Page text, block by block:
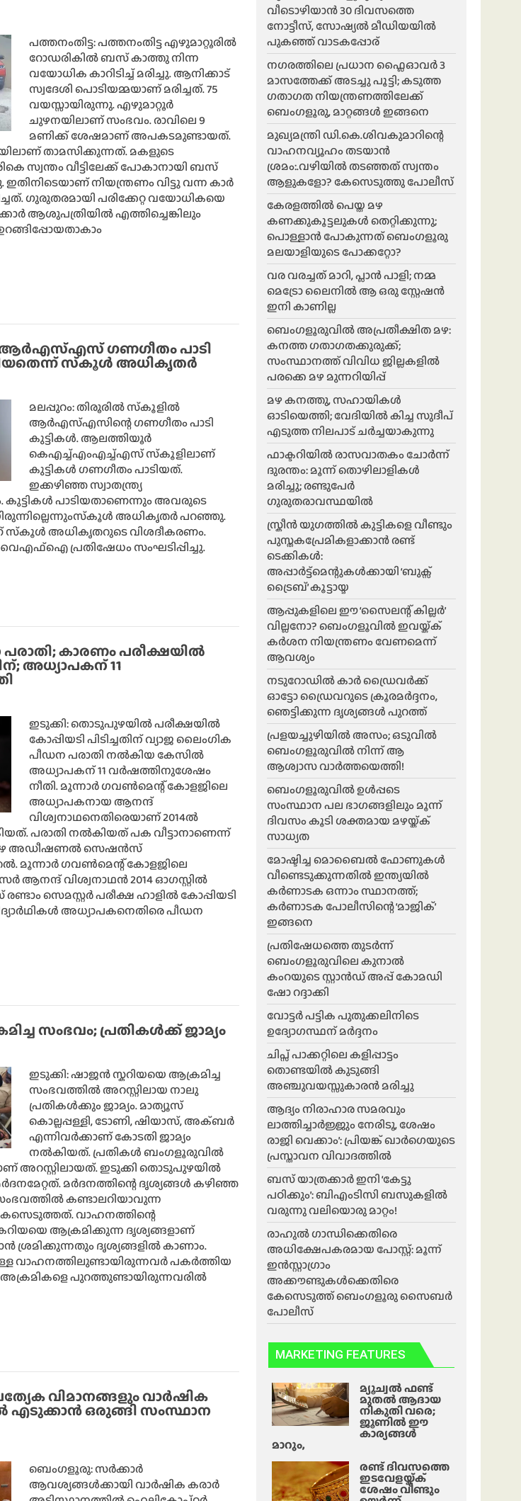
പത്തനംതിട്ട: പത്തനംതിട്ട എഴുമാറ്റൂരില്‍
റോഡരികില്‍ ബസ് കാത്തു നിന്ന
വയോധിക കാറിടിച്ച് മരിച്ചു. ആനിക്കാട്
സ്വദേശി പൊടിയമ്മയാണ് മരിച്ചത്. 75
വയസ്സായിരുന്നു. എഴുമാറ്റൂര്‍
ചുഴനയിലാണ് സംഭവം. രാവിലെ 9
മണിക്ക് ശേഷമാണ് അപകടമുണ്ടായത്.
താമസിക്കുന്നത്. മകളുടെ
സ്വന്തം വീട്ടിലേക്ക് പോകാനായി ബസ്
നിയന്ത്രണം വിട്ടു വന്ന കാര്‍
ഗുരുതരമായി പരിക്കേറ്റ വയോധികയെ
ആശുപത്രിയില്‍ എത്തിച്ചെങ്കിലും
ഗണഗീതം പാടി
സ്‌കൂള്‍ അധികൃതര്‍
മലപ്പുറം: തിരൂരില്‍ സ്‌കൂളില്‍
ആര്‍എസ്എസിന്റെ ഗണഗീതം പാടി
കുട്ടികള്‍. ആലത്തിയൂര്‍
കെഎച്ച്എംഎച്ച്എസ് സ്‌കൂളിലാണ്
കുട്ടികള്‍ ഗണഗീതം പാടിയത്.
ഇക്കഴിഞ്ഞ സ്വാതന്ത്ര്യ
പാടിയതാണെന്നും അവരുടെ
അധികൃതര്‍ പറഞ്ഞു.
സ്‌കൂള്‍ അധികൃതറുടെ വിശദീകരണം.
പ്രതിഷേധം സംഘടിപ്പിച്ചു.
കാരണം പരീക്ഷയില്‍
അധ്യാപകന് 11
ഇടുക്കി: തൊടുപുഴയില്‍ പരീക്ഷയില്‍
കോപ്പിയടി പിടിച്ചതിന് വ്യാജ ലൈംഗിക
പീഡന പരാതി നല്‍കിയ കേസില്‍
അധ്യാപകന് 11 വര്‍ഷത്തിനുശേഷം
നീതി. മൂന്നാര്‍ ഗവണ്‍മെന്റ് കോളജിലെ
അധ്യാപകനായ ആനന്ദ്
വിശ്വനാഥനെതിരെയാണ് 2014ല്‍
പരാതി നല്‍കിയത് പക വീട്ടാനാണെന്ന്
അഡീഷണല്‍ സെഷന്‍സ്
മൂന്നാര്‍ ഗവണ്‍മെന്റ് കോളജിലെ
ആനന്ദ് വിശ്വനാഥന്‍ 2014 ഓഗസ്റ്റില്‍
സെമസ്റ്റര്‍ പരീക്ഷ ഹാളില്‍ കോപ്പിയടി
അധ്യാപകനെതിരെ പീഡന
സംഭവം; പ്രതികൾക്ക് ജാമ്യം
ഇടുക്കി: ഷാജൻ സ്കറിയയെ ആക്രമിച്ച
സംഭവത്തിൽ അറസ്റ്റിലായ നാലു
പ്രതികൾക്കും ജാമ്യം. മാത്യൂസ്
കൊല്ലപ്പള്ളി, ടോണി, ഷിയാസ്, അക്ബർ
എന്നിവർക്കാണ് കോടതി ജാമ്യം
നൽകിയത്. പ്രതികൾ ബംഗളൂരുവിൽ
അറസ്റ്റിലായത്. ഇടുക്കി തൊടുപുഴയിൽ
മർദനത്തിന്റെ ദൃശ്യങ്ങൾ കഴിഞ്ഞ
കണ്ടാലറിയാവുന്ന
വാഹനത്തിന്റെ
ആക്രമിക്കുന്ന ദൃശ്യങ്ങളാണ്
ദൃശ്യങ്ങളിൽ കാണാം.
വാഹനത്തിലുണ്ടായിരുന്നവർ പകർത്തിയ
പുറത്തുണ്ടായിരുന്നവരിൽ
വിമാനങ്ങളും വാർഷിക
എടുക്കാൻ ഒരുങ്ങി സംസ്ഥാന
ബെംഗളൂരു: സർക്കാർ
ആവശ്യങ്ങൾക്കായി വാർഷിക കരാർ
വീടൊഴിയാൻ 30 ദിവസത്തെ
നോട്ടീസ്, സോഷ്യൽ മീഡിയയിൽ
പുകഞ്ഞ് വാടകപ്പോര്
ന​ഗരത്തിലെ പ്രധാന ഫ്ലൈഓവർ 3
മാസത്തേക്ക് അടച്ചു പൂട്ടി; കടുത്ത
ഗതാഗത നിയന്ത്രണത്തിലേക്ക്
ബെംഗളൂരു, മാറ്റങ്ങൾ ഇങ്ങനെ
മുഖ്യമന്ത്രി ഡി.കെ.ശിവകുമാറിന്റെ
വാഹനവ്യൂഹം തടയാൻ
ശ്രമം:.വഴിയിൽ തടഞ്ഞത് സ്വന്തം
ആളുകളോ? കേസെടുത്തു പോലീസ്
കേരളത്തിൽ പെയ്ത മഴ
കണക്കുകൂട്ടലുകൾ തെറ്റിക്കുന്നു;
പൊള്ളാൻ പോകുന്നത് ബെംഗളൂരു
മലയാളിയുടെ പോക്കറ്റോ?
വര വരച്ചത് മാറി, പ്ലാൻ പാളി; നമ്മ
മെട്രോ ലൈനിൽ ആ ഒരു സ്റ്റേഷൻ
ഇനി കാണില്ല
ബെംഗളൂരുവിൽ അപ്രതീക്ഷിത മഴ:
കനത്ത ഗതാഗതക്കുരുക്ക്;
സംസ്ഥാനത്ത് വിവിധ ജില്ലകളിൽ
പരക്കെ മഴ മുന്നറിയിപ്പ്
മഴ കനത്തു, സഹായികൾ
ഓടിയെത്തി; വേദിയിൽ കിച്ച സുദീപ്
എടുത്ത നിലപാട് ചർച്ചയാകുന്നു
ഫാക്ടറിയിൽ രാസവാതകം ചോർന്ന്
ദുരന്തം: മൂന്ന് തൊഴിലാളികൾ
മരിച്ചു; രണ്ടുപേർ
ഗുരുതരാവസ്ഥയിൽ
സ്ക്രീൻ യുഗത്തിൽ കുട്ടികളെ വീണ്ടും
പുസ്തകപ്രേമികളാക്കാൻ രണ്ട്
ടെക്കികൾ:
അപ്പാർട്ട്മെന്റുകൾക്കായി ‘ബുക്സ്
ട്രൈബ്’ കൂട്ടായ്മ
ആപ്പുകളിലെ ഈ ‘സൈലന്റ് കില്ലർ’
വില്ലനോ? ബെംഗളൂവിൽ ഇവയ്ക്ക്
കർശന നിയന്ത്രണം വേണമെന്ന്
ആവശ്യം
നടുറോഡിൽ കാർ ഡ്രൈവർക്ക്
ഓട്ടോ ഡ്രൈവറുടെ ക്രൂരമർദ്ദനം,
ഞെട്ടിക്കുന്ന ദൃശ്യങ്ങൾ പുറത്ത്
പ്രളയച്ചുഴിയിൽ അസം; ഒടുവിൽ
ബെംഗളൂരുവിൽ നിന്ന് ആ
ആശ്വാസ വാർത്തയെത്തി!
ബെംഗളൂരുവിൽ ഉൾപ്പടെ
സംസ്ഥാന പല ഭാ​ഗങ്ങളിലും മൂന്ന്
ദിവസം കൂടി ശക്തമായ മഴയ്ക്ക്
സാധ്യത
മോഷ്ടിച്ച മൊബൈൽ ഫോണുകൾ
വീണ്ടെടുക്കുന്നതിൽ ഇന്ത്യയിൽ
കർണാടക ഒന്നാം സ്ഥാനത്ത്;
കർണാടക പോലീസിന്റെ ‘മാജിക്’
ഇങ്ങനെ
പ്രതിഷേധത്തെ തുടർന്ന്
ബെംഗളൂരുവിലെ കുനാൽ
കംറയുടെ സ്റ്റാൻഡ് അപ്പ് കോമഡി
ഷോ റദ്ദാക്കി
വോട്ടർ പട്ടിക പുതുക്കലിനിടെ
ഉദ്യോഗസ്ഥന് മർദ്ദനം
ചിപ്സ് പാക്കറ്റിലെ കളിപ്പാട്ടം
തൊണ്ടയിൽ കുടുങ്ങി
അഞ്ചുവയസ്സുകാരൻ മരിച്ചു
ആദ്യം നിരാഹാര സമരവും
ലാത്തിച്ചാർജ്ജും നേരിടൂ, ശേഷം
രാജി വെക്കാം’: പ്രിയങ്ക് ഖാർഗെയുടെ
പ്രസ്താവന വിവാദത്തിൽ
ബസ് യാത്രക്കാർ ഇനി ‘കേട്ടു
പഠിക്കും’: ബിഎംടിസി ബസുകളിൽ
വരുന്നു വലിയൊരു മാറ്റം!
രാഹുൽ ഗാന്ധിക്കെതിരെ
അധിക്ഷേപകരമായ പോസ്റ്റ്: മൂന്ന്
ഇൻസ്റ്റാഗ്രാം
അക്കൗണ്ടുകൾക്കെതിരെ
കേസെടുത്ത് ബെംഗളൂരു സൈബർ
പോലീസ്
MARKETING FEATURES
മ്യൂച്വൽ ഫണ്ട്
മുതൽ ആദായ
നികുതി വരെ;
ജൂണിൽ ഈ
കാര്യങ്ങൾ
മാറും,
രണ്ട് ദിവസത്തെ
ഇടവേളയ്ക്ക്
ശേഷം വീണ്ടും